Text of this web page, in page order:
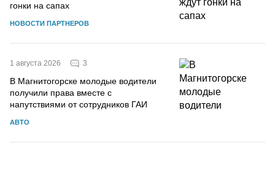
гонки на сапах
НОВОСТИ ПАРТНЕРОВ
1 августа 2026 3
В Магнитогорске молодые водители
получили права вместе с
напутствиями от сотрудников ГАИ
АВТО